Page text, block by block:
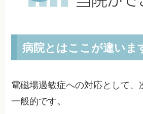
病院とはここが違いま
電磁場過敏症への対応として、
一般的です。